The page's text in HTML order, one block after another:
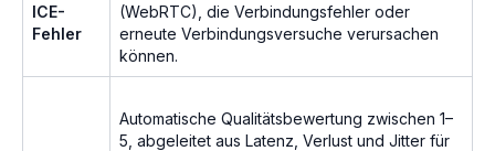
ICE-
Fehler
(WebRTC), die Verbindungsfehler oder
erneute Verbindungsversuche verursachen
können.
Automatische Qualitätsbewertung zwischen 1–
5, abgeleitet aus Latenz, Verlust und Jitter für